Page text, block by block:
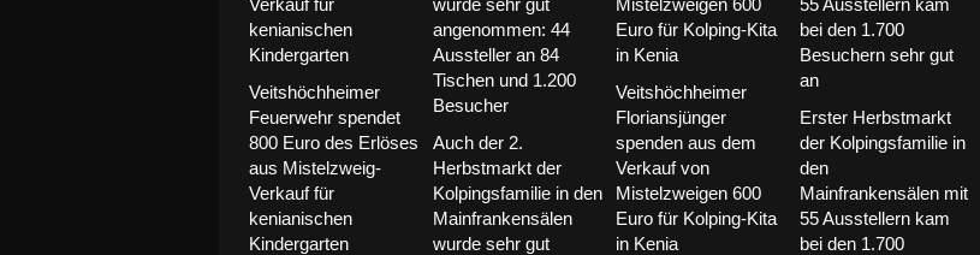
Veitshöchheimer
Feuerwehr spendet
800 Euro des Erlöses
aus Mistelzweig-
Verkauf für
kenianischen
Kindergarten
Auch der 2.
Herbstmarkt der
Kolpingsfamilie in den
Mainfrankensälen
wurde sehr gut
Veitshöchheimer
Floriansjünger
spenden aus dem
Verkauf von
Mistelzweigen 600
Euro für Kolping-Kita
in Kenia
Erster Herbstmarkt
der Kolpingsfamilie in
den
Mainfrankensälen mit
55 Ausstellern kam
bei den 1.700